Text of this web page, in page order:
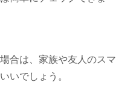
合は、家族や友人のスマ
いでしょう。